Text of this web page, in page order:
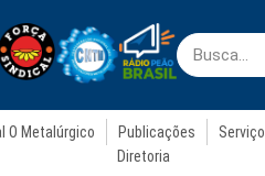
O Metalúrgico Publicações
Diretoria